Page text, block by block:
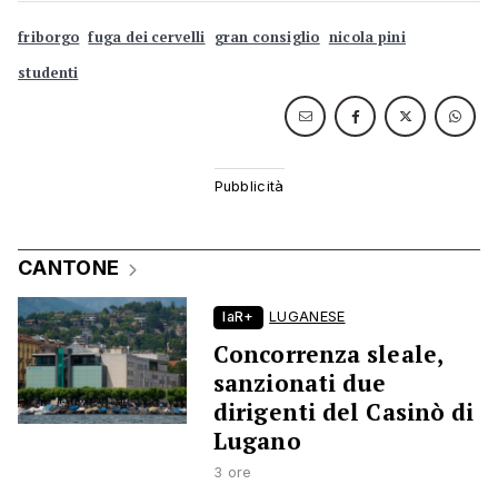
friborgo fuga dei cervelli gran consiglio nicola pini
studenti
CANTONE
laR+ LUGANESE
Concorrenza sleale,
sanzionati due
dirigenti del Casinò di
Lugano
3 ore